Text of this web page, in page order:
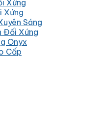
Xứng
Xứng
Sáng
Đối Xứng
Onyx
Cấp